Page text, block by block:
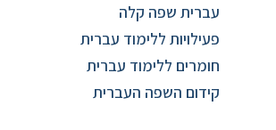
עברית שפה קלה
פעילויות ללימוד עברית
חומרים ללימוד עברית
קידום השפה העברית